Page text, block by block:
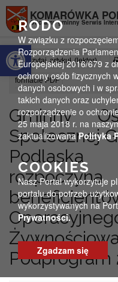
Otwórz pasek narzędzi
KOMARÓWKA
Oficjalny gminny Serwis
Czytaj artykuł (lektor)
formacie PDF
Gminny
Społecznej
Podlaska
Podprogram
RODO
W związku z
Rozporządzenia
Europejskiej 2016/679 z
ochrony osób fizycznych
danych osobowych i w
takich danych oraz
rozporządzenie o
25 maja 2018 r. na
zaktualizowanaPolityka
COOKIES
Nasz Portal wykorzytuje
portalu do potrzeb
wykorzystywanych na
Prywatności.
Zgadzam się